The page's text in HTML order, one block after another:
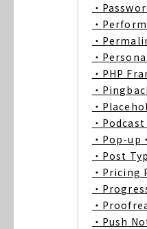
・
・
・
・
・PHP
・
・
・Podcast
・Pop-up
・Post
・Pricing
・
・
・Push